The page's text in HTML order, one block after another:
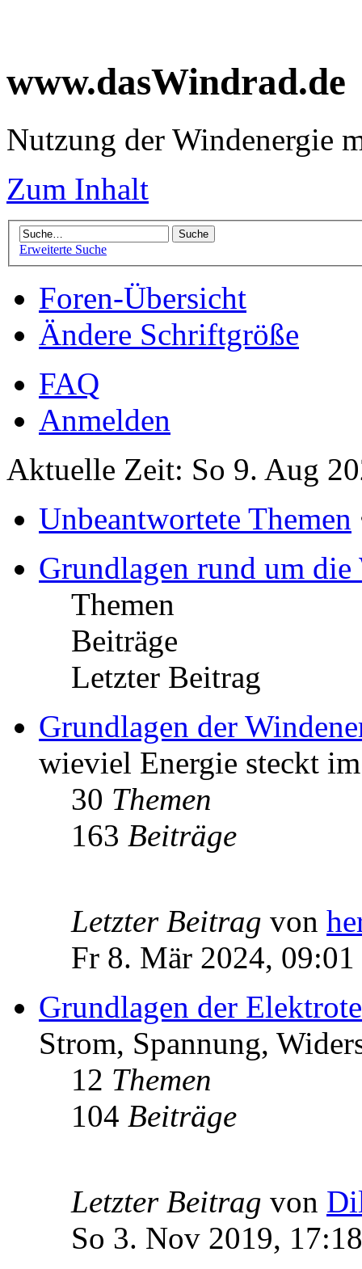
www.dasWindrad.de
Nutzung der Windenergie
Zum Inhalt
Erweiterte Suche
Foren-Übersicht
Ändere Schriftgröße
FAQ
Anmelden
Aktuelle Zeit: So 9. Aug
Unbeantwortete Themen
Grundlagen rund um
Themen
Beiträge
Letzter Beitrag
Grundlagen der
wieviel Energie steckt
30 Themen
163 Beiträge
Letzter Beitrag von
Fr 8. Mär 2024, 09:01
Grundlagen der
Strom, Spannung,
12 Themen
104 Beiträge
Letzter Beitrag von
So 3. Nov 2019, 17:18